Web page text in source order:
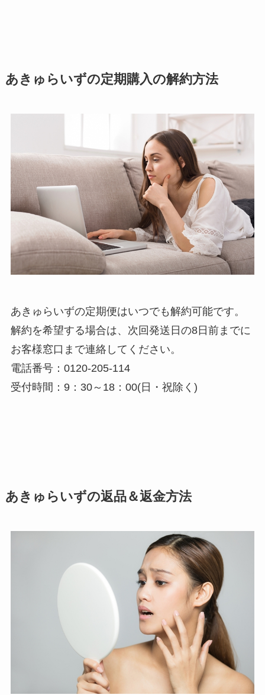
あきゅらいずの定期購入の解約方法
あきゅらいずの定期便はいつでも解約可能です。
解約を希望する場合は、次回発送日の8日前までに
お客様窓口まで連絡してください。
電話番号：0120‐205‐114
受付時間：9：30～18：00(日・祝除く)
あきゅらいずの返品＆返金方法